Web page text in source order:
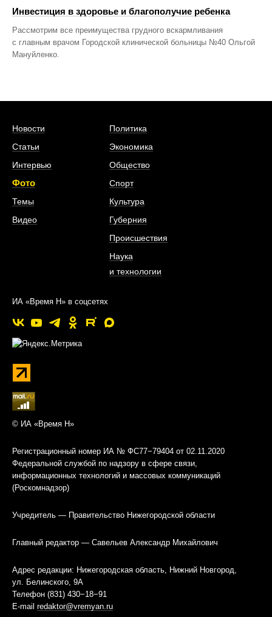
Инвестиция в здоровье и благополучие ребенка
Рассмотрим все преимущества грудного вскармливания
с главным врачом Городской клинической больницы №40 Ольгой
Мануйленко.
Новости
Статьи
Интервью
Фото
Темы
Видео
Политика
Экономика
Общество
Спорт
Культура
Губерния
Происшествия
Наука
и технологии
ИА «Время Н» в соцсетях
© ИА «Время Н»
Регистрационный номер ИА № ФС77−79404 от 02.11.2020
Федеральной службой по надзору в сфере связи,
информационных технологий и массовых коммуникаций
(Роскомнадзор)
Учредитель — Правительство Нижегородской области
Главный редактор — Савельев Александр Михайлович
Адрес редакции: Нижегородская область, Нижний Новгород,
ул. Белинского, 9А
Телефон (831) 430−18−91
E-mail redaktor@vremyan.ru